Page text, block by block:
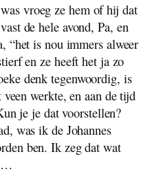
vroeg ze hem of hij dat
de hele avond, Pa, en
“het is nou immers alweer
en ze heeft het ja zo
denk tegenwoordig, is
werkte, en aan de tijd
je je dat voorstellen?
was ik de Johannes
ben. Ik zeg dat wat